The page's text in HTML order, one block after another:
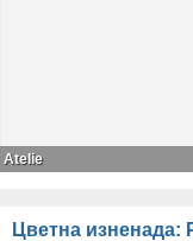
Atelie
Цветна изненада: